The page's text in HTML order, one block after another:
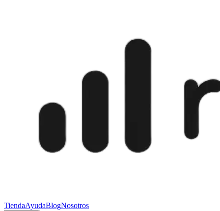
TiendaAyudaBlogNosotros